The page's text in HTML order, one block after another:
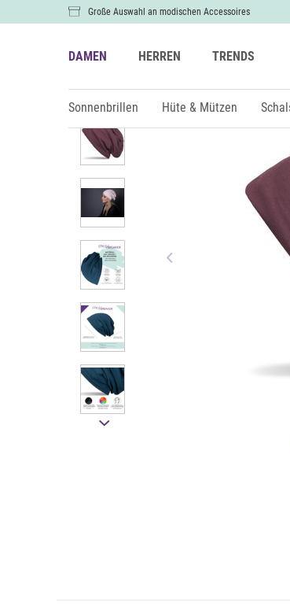
Große Auswahl an modischen Accessoires
DAMEN HERREN TRENDS
Sonnenbrillen Hüte & Mützen